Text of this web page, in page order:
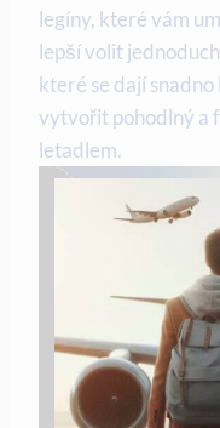
legíny, které vám
lepší volit
které se dají
vytvořit pohodlný a
letadlem.